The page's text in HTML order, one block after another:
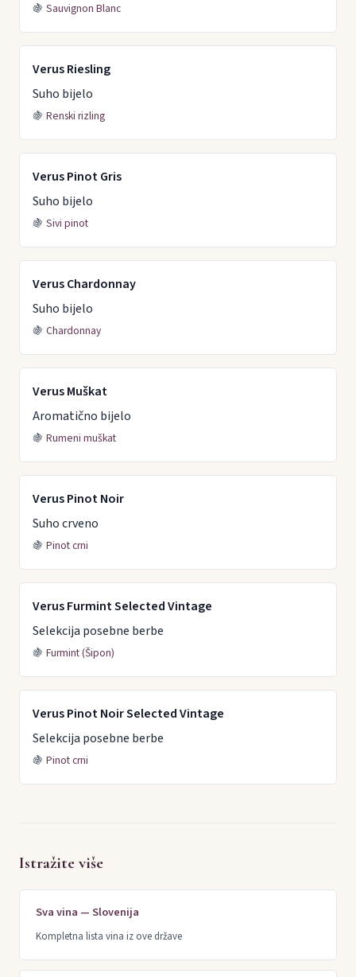
🍇 Sauvignon Blanc
Verus Riesling
Suho bijelo
🍇 Renski rizling
Verus Pinot Gris
Suho bijelo
🍇 Sivi pinot
Verus Chardonnay
Suho bijelo
🍇 Chardonnay
Verus Muškat
Aromatično bijelo
🍇 Rumeni muškat
Verus Pinot Noir
Suho crveno
🍇 Pinot crni
Verus Furmint Selected Vintage
Selekcija posebne berbe
🍇 Furmint (Šipon)
Verus Pinot Noir Selected Vintage
Selekcija posebne berbe
🍇 Pinot crni
Istražite više
Sva vina — Slovenija
Kompletna lista vina iz ove države